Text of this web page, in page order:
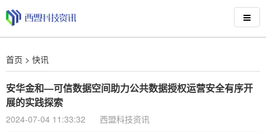
首页 > 快讯
安华金和—可信数据空间助力公共数据授权运营安全有序开
展的实践探索
2024-07-04 11:33:32 西盟科技资讯